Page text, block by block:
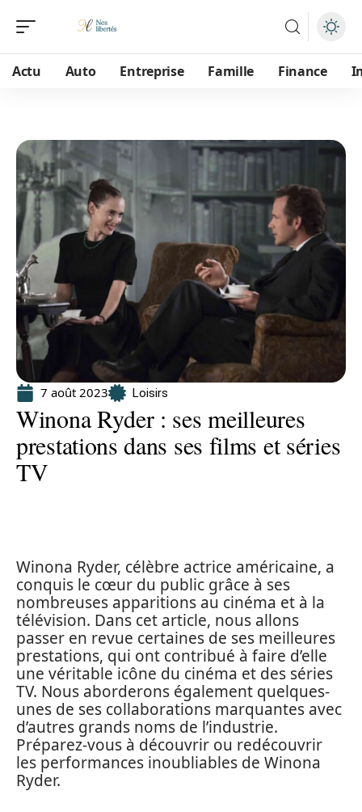
Actu Auto Entreprise Famille Finance
7 août 2023 Loisirs
Winona Ryder : ses meilleures
prestations dans ses films et séries
TV
Winona Ryder, célèbre actrice américaine, a
conquis le cœur du public grâce à ses
nombreuses apparitions au cinéma et à la
télévision. Dans cet article, nous allons
passer en revue certaines de ses meilleures
prestations, qui ont contribué à faire d’elle
une véritable icône du cinéma et des séries
TV. Nous aborderons également quelques-
unes de ses collaborations marquantes avec
d’autres grands noms de l’industrie.
Préparez-vous à découvrir ou redécouvrir
les performances inoubliables de Winona
Ryder.